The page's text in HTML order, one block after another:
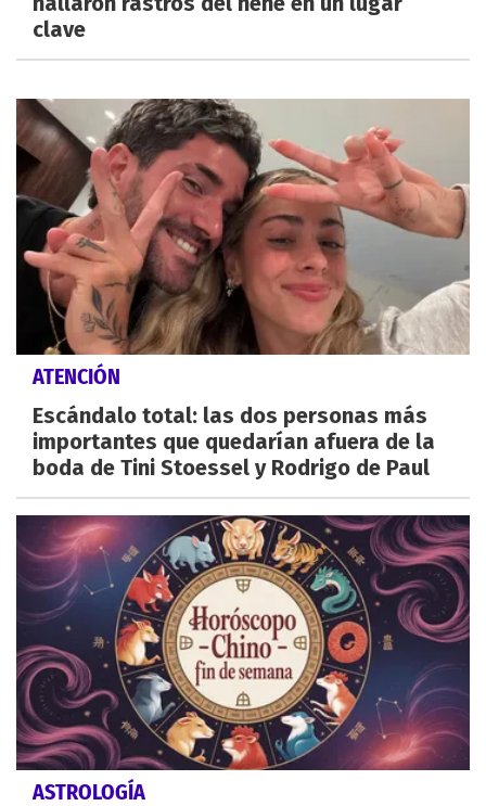
clave
ATENCIÓN
Escándalo total: las dos personas más
importantes que quedarían afuera de la
boda de Tini Stoessel y Rodrigo de Paul
ASTROLOGÍA